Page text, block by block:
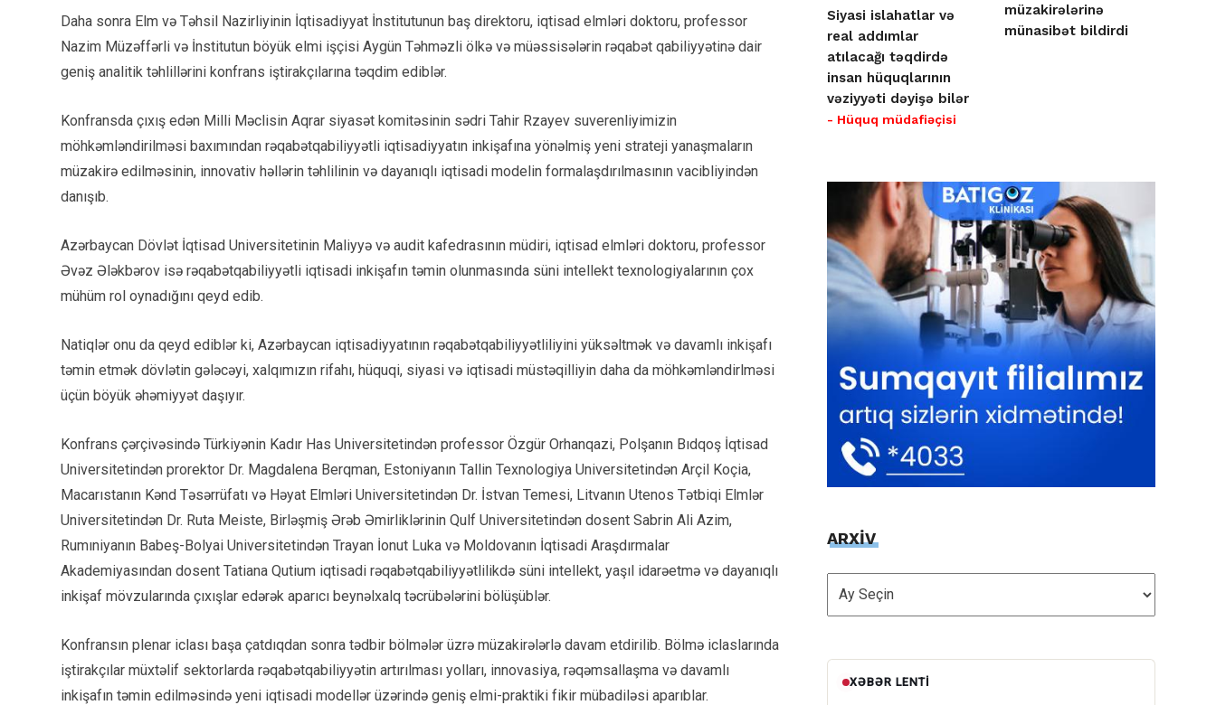
Daha sonra Elm və Təhsil Nazirliyinin İqtisadiyyat İnstitutunun baş direktoru, iqtisad elmləri doktoru, professor
Nazim Müzəffərli və İnstitutun böyük elmi işçisi Aygün Təhməzli ölkə və müəssisələrin rəqabət qabiliyyətinə dair
geniş analitik təhlillərini konfrans iştirakçılarına təqdim ediblər.
Konfransda çıxış edən Milli Məclisin Aqrar siyasət komitəsinin sədri Tahir Rzayev suverenliyimizin
möhkəmləndirilməsi baxımından rəqabətqabiliyyətli iqtisadiyyatın inkişafına yönəlmiş yeni strateji yanaşmaların
müzakirə edilməsinin, innovativ həllərin təhlilinin və dayanıqlı iqtisadi modelin formalaşdırılmasının vacibliyindən
danışıb.
Azərbaycan Dövlət İqtisad Universitetinin Maliyyə və audit kafedrasının müdiri, iqtisad elmləri doktoru, professor
Əvəz Ələkbərov isə rəqabətqabiliyyətli iqtisadi inkişafın təmin olunmasında süni intellekt texnologiyalarının çox
mühüm rol oynadığını qeyd edib.
Natiqlər onu da qeyd ediblər ki, Azərbaycan iqtisadiyyatının rəqabətqabiliyyətliliyini yüksəltmək və davamlı inkişafı
təmin etmək dövlətin gələcəyi, xalqımızın rifahı, hüquqi, siyasi və iqtisadi müstəqilliyin daha da möhkəmləndirlməsi
üçün böyük əhəmiyyət daşıyır.
Konfrans çərçivəsində Türkiyənin Kadır Has Universitetindən professor Özgür Orhanqazi, Polşanın Bıdqoş İqtisad
Universitetindən prorektor Dr. Magdalena Berqman, Estoniyanın Tallin Texnologiya Universitetindən Arçil Koçia,
Macarıstanın Kənd Təsərrüfatı və Həyat Elmləri Universitetindən Dr. İstvan Temesi, Litvanın Utenos Tətbiqi Elmlər
Universitetindən Dr. Ruta Meiste, Birləşmiş Ərəb Əmirliklərinin Qulf Universitetindən dosent Sabrin Ali Azim,
Rumıniyanın Babeş-Bolyai Universitetindən Trayan İonut Luka və Moldovanın İqtisadi Araşdırmalar
Akademiyasından dosent Tatiana Qutium iqtisadi rəqabətqabiliyyətlilikdə süni intellekt, yaşıl idarəetmə və dayanıqlı
inkişaf mövzularında çıxışlar edərək aparıcı beynəlxalq təcrübələrini bölüşüblər.
Konfransın plenar iclası başa çatdıqdan sonra tədbir bölmələr üzrə müzakirələrlə davam etdirilib. Bölmə iclaslarında
iştirakçılar müxtəlif sektorlarda rəqabətqabiliyyətin artırılması yolları, innovasiya, rəqəmsallaşma və davamlı
inkişafın təmin edilməsində yeni iqtisadi modellər üzərində geniş elmi-praktiki fikir mübadiləsi aparıblar.
Siyasi islahatlar və
real addımlar
atılacağı təqdirdə
insan hüquqlarının
vəziyyəti dəyişə bilər
- Hüquq müdafiəçisi
müzakirələrinə
münasibət bildirdi
ARXİV
ARXİV
XƏBƏR LENTI